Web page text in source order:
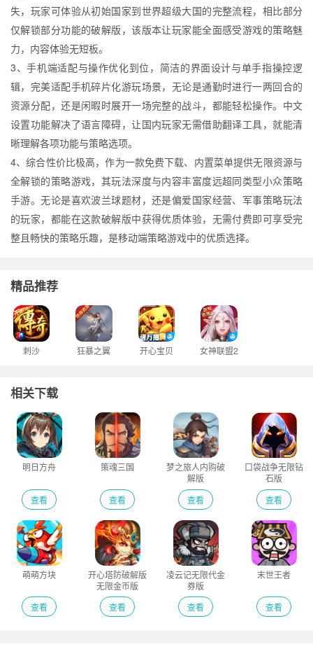
失，玩家可体验从初始国家到世界超级大国的完整流程，相比部分
仅解锁部分功能的破解版，该版本让玩家能全面感受游戏的策略魅
力，内容体验无短板。
3、手机端适配与操作优化到位，简洁的界面设计与单手指操控逻
辑，完美适配手机碎片化游玩场景，无论是通勤时进行一两回合的
资源分配，还是闲暇时展开一场完整的战斗，都能轻松操作。中文
设置功能解决了语言障碍，让国内玩家无需借助翻译工具，就能清
晰理解各项功能与策略选项。
4、综合性价比极高，作为一款免费下载、内置菜单提供无限资源与
全解锁的策略游戏，其玩法深度与内容丰富度远超同类型小众策略
手游。无论是喜欢波兰球题材，还是偏爱国家经营、军事策略玩法
的玩家，都能在这款破解版中获得优质体验，无需付费即可享受完
整且畅快的策略乐趣，是移动端策略游戏中的优质选择。
精品推荐
刺沙 狂暴之翼 开心宝贝 女神联盟2
相关下载
明日方舟
查看
策魂三国
查看
梦之旅人内购破
解版
查看
口袋战争无限钻
石版
查看
萌萌方块
查看
开心塔防破解版
无限金币版
查看
凌云记无限代金
券版
查看
末世王者
查看